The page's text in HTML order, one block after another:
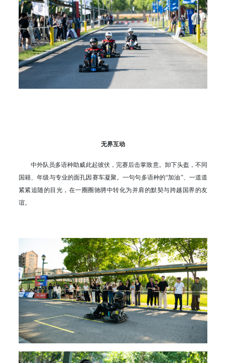
无界互动
中外队员多语种助威此起彼伏，完赛后击掌致意。卸下头盔，不同
国籍、年级与专业的面孔因赛车凝聚。一句句多语种的“加油”、一道道
紧紧追随的目光，在一圈圈驰骋中转化为并肩的默契与跨越国界的友
谊。